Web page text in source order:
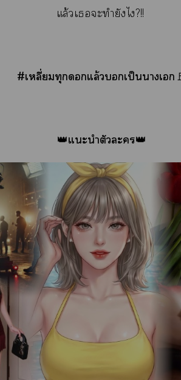
แล้วเะทำยังไ?!!
#เหลี่ยมทุกแล้วเป็นาเ
👑แะนำตัวะ👑